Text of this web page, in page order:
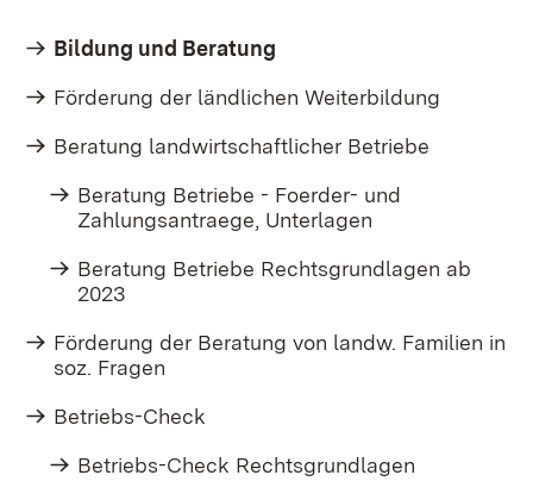
Bildung und Beratung
Förderung der ländlichen Weiterbildung
Beratung landwirtschaftlicher Betriebe
Beratung Betriebe - Foerder- und
Zahlungsantraege, Unterlagen
Beratung Betriebe Rechtsgrundlagen ab
2023
Förderung der Beratung von landw. Familien in
soz. Fragen
Betriebs-Check
Betriebs-Check Rechtsgrundlagen